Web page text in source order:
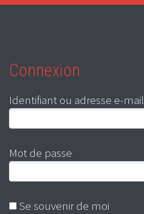
Connexion
Identifiant ou adresse e-mail
Mot de passe
Se souvenir de moi